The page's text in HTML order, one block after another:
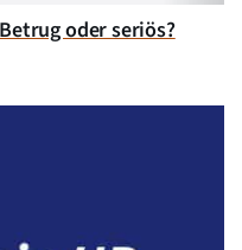
oder seriös?